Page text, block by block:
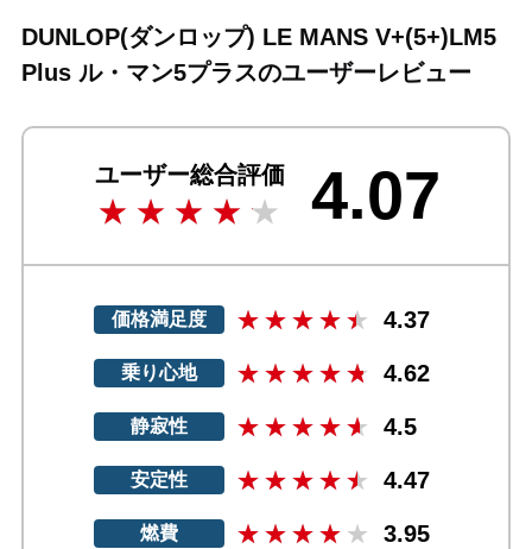
DUNLOP(ダンロップ) LE MANS V+(5+)LM5
Plus ル・マン5プラスのユーザーレビュー
ユーザー総合評価 4.07
価格満足度 4.37
乗り心地 4.62
静寂性 4.5
安定性 4.47
燃費 3.95